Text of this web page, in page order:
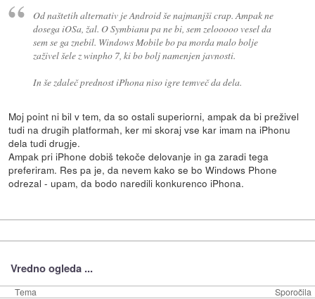
Od naštetih alternativ je Android še najmanjši crap. Ampak ne
dosega iOSa, žal. O Symbianu pa ne bi, sem zelooooo vesel da
sem se ga znebil. Windows Mobile bo pa morda malo bolje
zaživel šele z winpho 7, ki bo bolj namenjen javnosti.
In še zdaleč prednost iPhona niso igre temveč da dela.
Moj point ni bil v tem, da so ostali superiorni, ampak da bi preživel
tudi na drugih platformah, ker mi skoraj vse kar imam na iPhonu
dela tudi drugje.
Ampak pri iPhone dobiš tekoče delovanje in ga zaradi tega
preferiram. Res pa je, da nevem kako se bo Windows Phone
odrezal - upam, da bodo naredili konkurenco iPhona.
Vredno ogleda ...
Tema Sporočila